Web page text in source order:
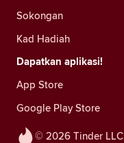
© 2026 Tinder LLC
Sokongan
Kad Hadiah
Dapatkan aplikasi!
App Store
Google Play Store